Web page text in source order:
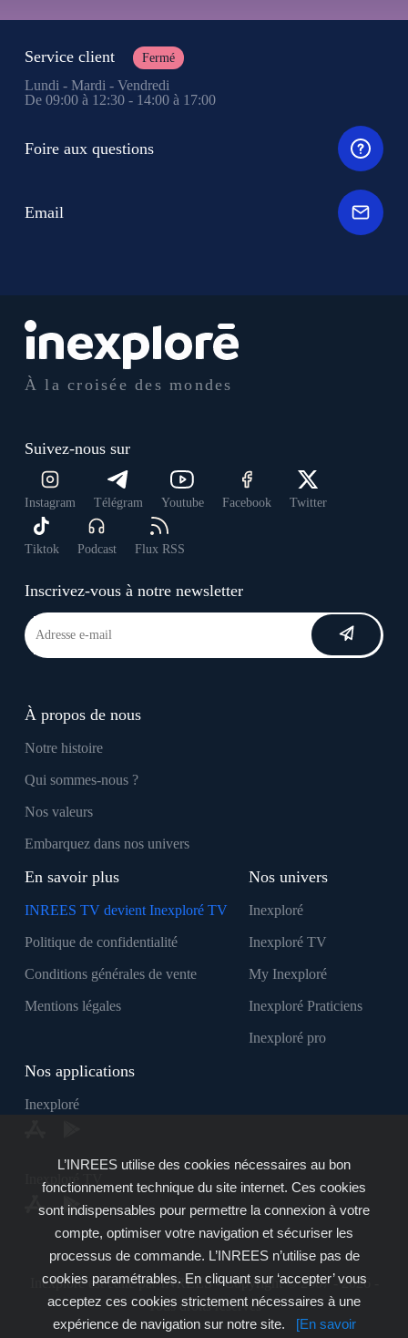
À la croisée des mondes
Suivez-nous sur
Instagram Télégram Youtube Facebook Twitter
Tiktok Podcast Flux RSS
Inscrivez-vous à notre newsletter
À propos de nous
Notre histoire
Qui sommes-nous ?
Nos valeurs
Embarquez dans nos univers
En savoir plus
INREES TV devient Inexploré TV
Politique de confidentialité
Conditions générales de vente
Mentions légales
Nos univers
Inexploré
Inexploré TV
My Inexploré
Inexploré Praticiens
Inexploré pro
Nos applications
Inexploré
Inexploré TV
Inexploré est édité par INREES - Copyright © 2007 - 2026 -
Tous droits réservés
Service client Fermé
Lundi - Mardi - Vendredi
De 09:00 à 12:30 - 14:00 à 17:00
Foire aux questions
Email
L’INREES utilise des cookies nécessaires au bon
fonctionnement technique du site internet. Ces cookies
sont indispensables pour permettre la connexion à votre
compte, optimiser votre navigation et sécuriser les
processus de commande. L’INREES n’utilise pas de
cookies paramétrables. En cliquant sur ‘accepter’ vous
acceptez ces cookies strictement nécessaires à une
expérience de navigation sur notre site.
[En savoir